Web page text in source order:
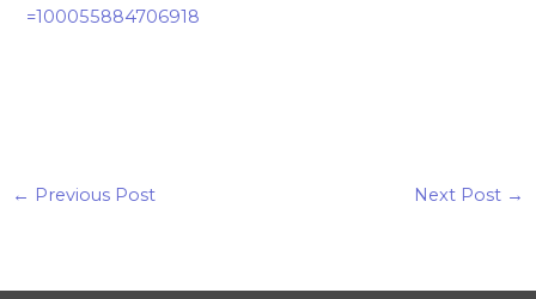
=100055884706918
← Previous Post Next Post →